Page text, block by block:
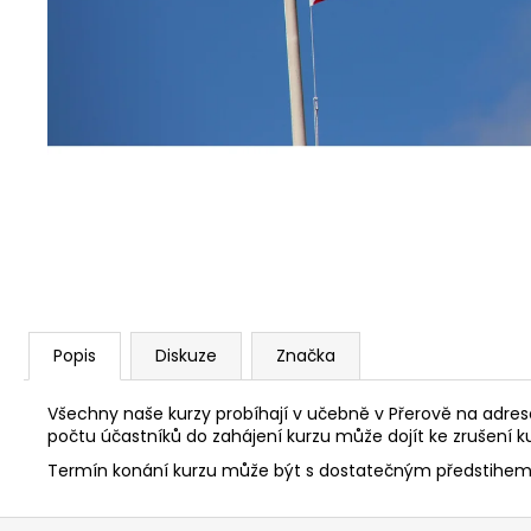
Popis Diskuze Značka
Všechny naše kurzy probíhají v učebně v Přerově na
počtu účastníků do zahájení kurzu může dojít ke zrušení
Termín konání kurzu může být s dostatečným
ANGLIČTINA: ŠKOLÁCI 5., 6. TŘÍDA